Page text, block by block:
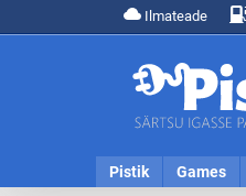
Ilmateade
Pistik Games